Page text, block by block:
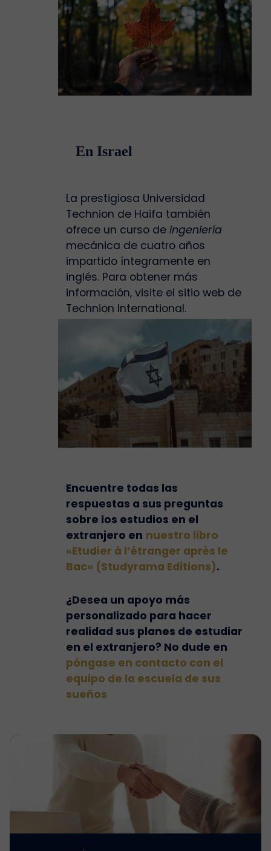
En Israel
La prestigiosa Universidad
Technion de Haifa también
ofrece un curso de ingeniería
mecánica de cuatro años
impartido íntegramente en
inglés. Para obtener más
información, visite el sitio web de
Technion International.
Encuentre todas las
respuestas a sus preguntas
sobre los estudios en el
extranjero en nuestro libro
«Etudier à l’étranger après le
Bac» (Studyrama Editions).
¿Desea un apoyo más
personalizado para hacer
realidad sus planes de estudiar
en el extranjero? No dude en
póngase en contacto con el
equipo de la escuela de sus
sueños